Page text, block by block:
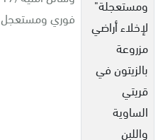
ومستعجلة"
لإخلاء أراضي
مزروعة
بالزيتون في
قريتي
الساوية
واللبن
فوري ومستعجل